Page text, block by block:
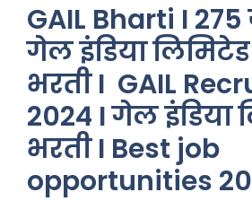
GAIL Bharti I 275
गेल इंडिया
भरती I GAIL
2024 I गेल इंडिया
भरती I Best job
opportunities